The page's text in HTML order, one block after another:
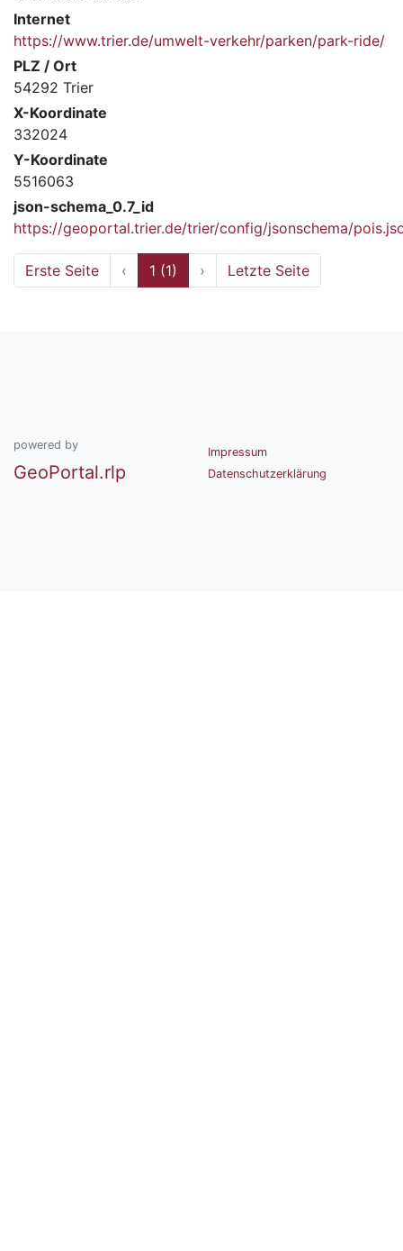
Internet
https://www.trier.de/umwelt-verkehr/parken/park-ride/
PLZ / Ort
54292 Trier
X-Koordinate
332024
Y-Koordinate
5516063
json-schema_0.7_id
https://geoportal.trier.de/trier/config/jsonschema/
Erste Seite ‹ 1 (1) › Letzte Seite
powered by
GeoPortal.rlp
Impressum
Datenschutzerklärung